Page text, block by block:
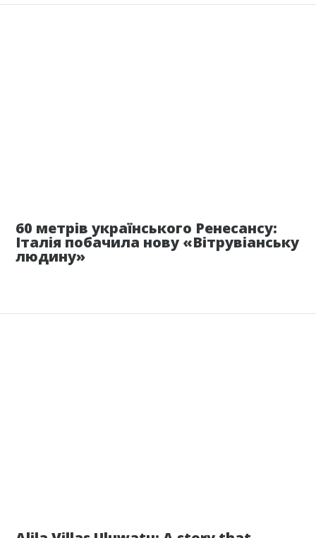
60 метрів українського Ренесансу:
Італія побачила нову «Вітрувіанську
людину»